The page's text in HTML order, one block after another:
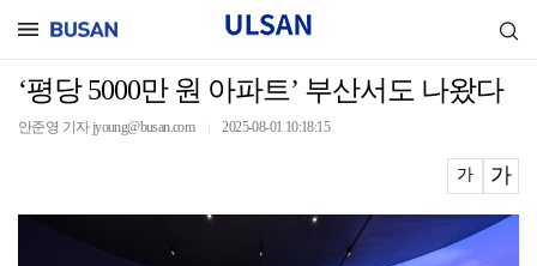
‘평당 5000만 원 아파트’ 부산서도 나왔다
안준영 기자 jyoung@busan.com 2025-08-01 10:18:15
가 가